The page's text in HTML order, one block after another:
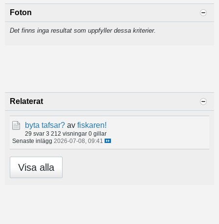
Foton
Det finns inga resultat som uppfyller dessa kriterier.
Relaterat
byta tafsar? av fiskaren!
29 svar 3 212 visningar 0 gillar
Senaste inlägg 2026-07-08, 09:41
Visa alla